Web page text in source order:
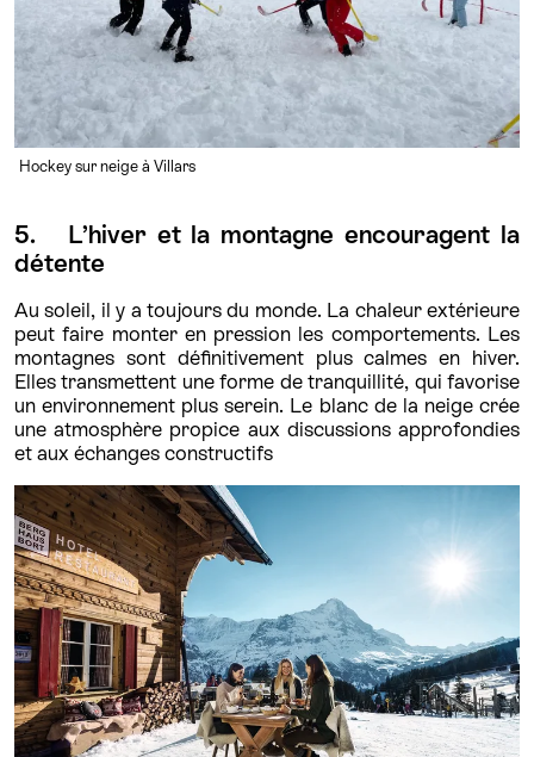
Hockey sur neige à Villars
5. L’hiver et la montagne encouragent la
détente
Au soleil, il y a toujours du monde. La chaleur extérieure
peut faire monter en pression les comportements. Les
montagnes sont définitivement plus calmes en hiver.
Elles transmettent une forme de tranquillité, qui favorise
un environnement plus serein. Le blanc de la neige crée
une atmosphère propice aux discussions approfondies
et aux échanges constructifs